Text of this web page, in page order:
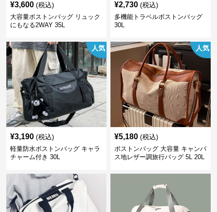
¥3,600 (税込)
大容量ボストンバッグ リュック
にもなる2WAY 35L
¥2,730 (税込)
多機能トラベルボストンバッグ
30L
人気
¥3,190 (税込)
軽量防水ボストンバッグ キャラ
チャーム付き 30L
人気
¥5,180 (税込)
ボストンバッグ 大容量 キャンバ
ス地レザー調旅行バッグ 5L 20L